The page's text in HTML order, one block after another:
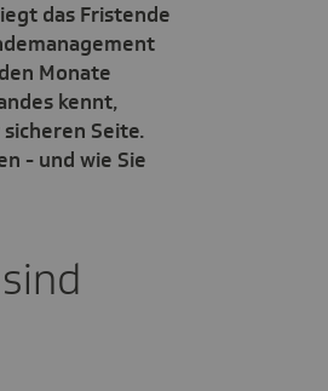
das Fristende
Monate
kennt,
Seite.
- und wie Sie